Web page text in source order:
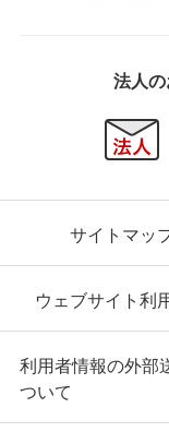
法人
サイトマッ
ウェブサイト利
利用者情報の外部
ついて